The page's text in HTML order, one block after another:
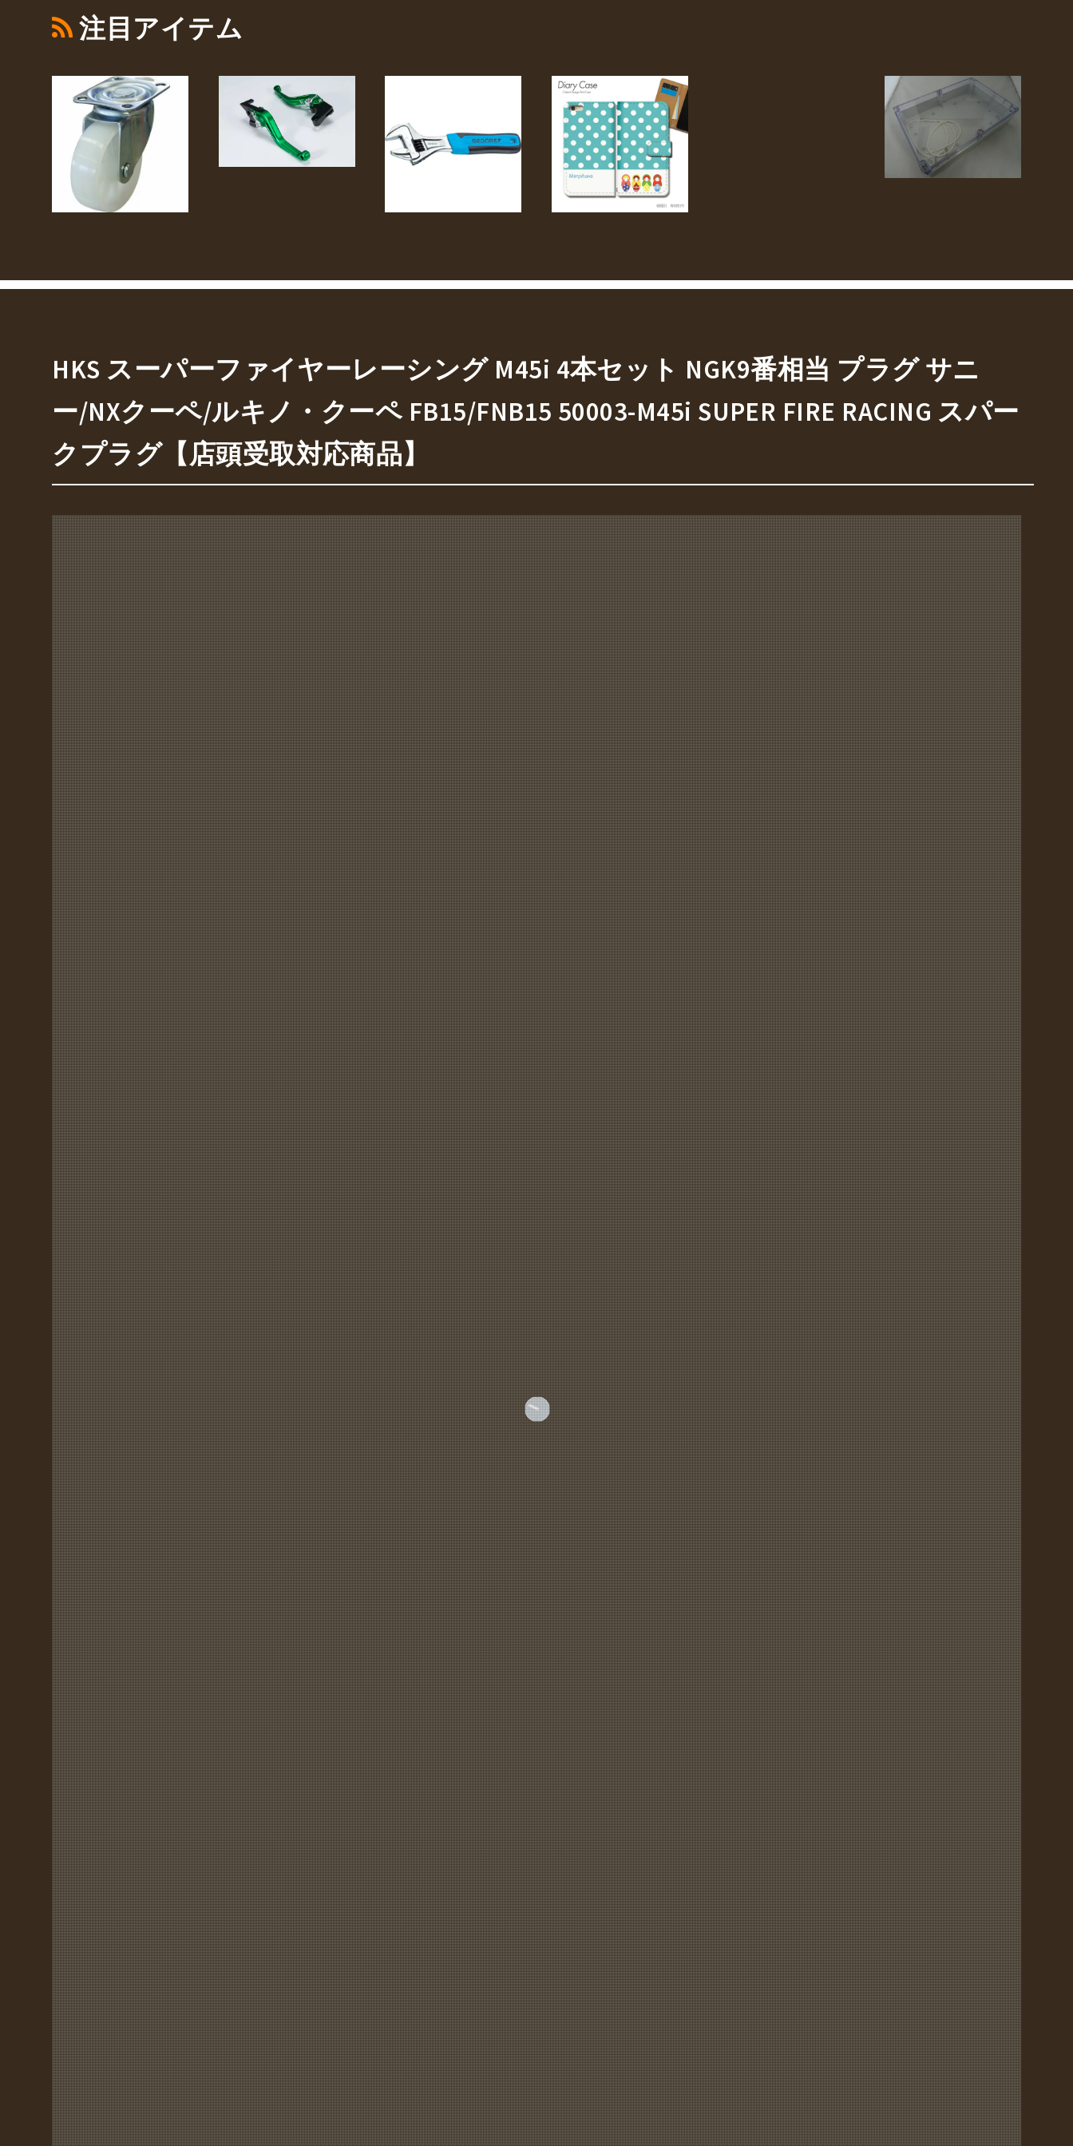
注目アイテム
HKS スーパーファイヤーレーシング M45i 4本セット NGK9番相当 プラグ サニ
ー/NXクーペ/ルキノ・クーペ FB15/FNB15 50003-M45i SUPER FIRE RACING スパー
クプラグ【店頭受取対応商品】